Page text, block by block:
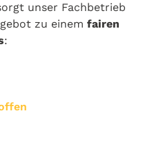
unser Fachbetrieb
zu einem fairen
: